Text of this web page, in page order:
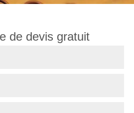
de devis gratuit